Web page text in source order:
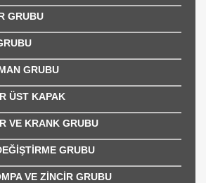
GRUBU
GRUBU
ÜST KAPAK
VE KRANK GRUBU
GRUBU
VE ZİNCİR GRUBU